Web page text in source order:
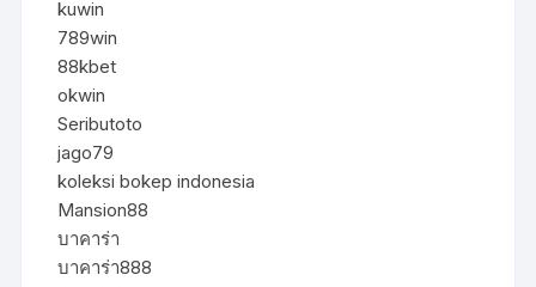
kuwin
789win
88kbet
okwin
Seributoto
jago79
koleksi bokep indonesia
Mansion88
บาคาร่า
บาคาร่า888